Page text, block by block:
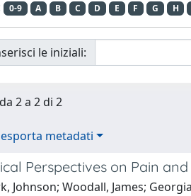
0-9 A B C D E F G H
le iniziali:
2 a 2 di 2
esporta metadati
Perspectives on Pain
Johnson; Woodall, James;